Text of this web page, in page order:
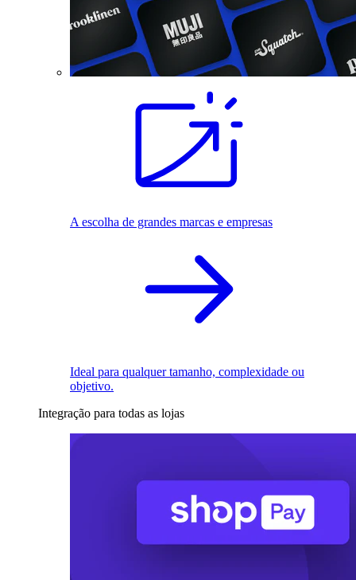
A escolha de grandes marcas e empresas
Ideal para qualquer tamanho, complexidade ou
objetivo.
Integração para todas as lojas